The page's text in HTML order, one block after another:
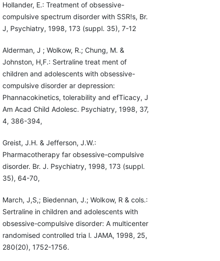
Hollander, E.: Treatment of obsessive-
compulsive spectrum disorder with SSR!s, Br.
J, Psychiatry, 1998, 173 (suppl. 35), 7-12
Alderman, J ; Wolkow, R.; Chung, M. &
Johnston, H,F.: Sertraline treat ment of
children and adolescents with obsessive-
compulsive disorder ar depression:
Phannacokinetics, tolerability and efTicacy, J
Am Acad Child Adolesc. Psychiatry, 1998, 37,
4, 386-394,
Greist, J.H. & Jefferson, J.W.:
Pharmacotherapy far obsessive-compul­sive
disorder. Br. J. Psychiatry, 1998, 173 (suppl.
35), 64-70,
March, J,S,; Biedennan, J.; Wolkow, R & cols.:
Sertraline in children and adolescents with
obsessive-compulsive disorder: A multicenter
ran­domised controlled tria l. JAMA, 1998, 25,
280(20), 1752-1756.